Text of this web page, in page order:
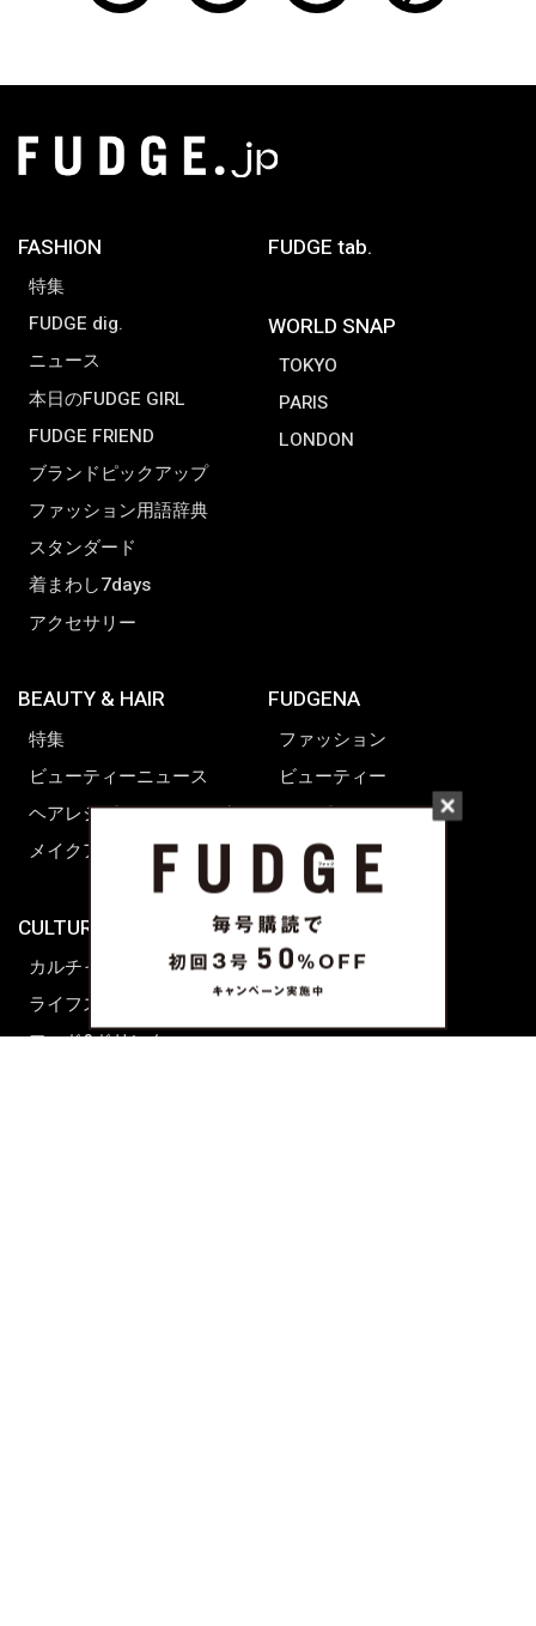
FASHION
特集
FUDGE dig.
ニュース
本日のFUDGE GIRL
FUDGE FRIEND
ブランドピックアップ
ファッション用語辞典
スタンダード
着まわし7days
アクセサリー
FUDGE tab.
WORLD SNAP
TOKYO
PARIS
LONDON
BEAUTY & HAIR
特集
ビューティーニュース
ヘアレシピ ストーリーズ
メイクアップティップス
CULTURE & LIFE
カルチャー
ライフスタイル
フード&ドリンク
FUDGENA
ファッション
ビューティー
レシピ
ライフスタイル
海外生活